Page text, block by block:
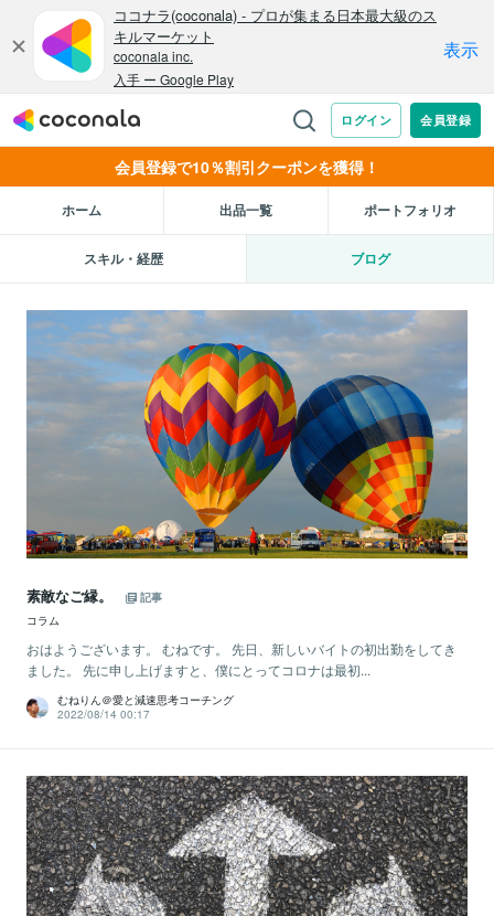
会員登録で10％割引クーポンを獲得！
ホーム 出品一覧 ポートフォリオ
スキル・経歴 ブログ
素敵なご縁。
記事
コラム
おはようございます。 むねです。 先日、新しいバイトの初出勤をしてき
ました。 先に申し上げますと、僕にとってコロナは最初...
むねりん＠愛と減速思考コーチング
2022/08/14 00:17